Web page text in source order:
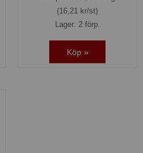
(16,21 kr/st)
Lager: 2 förp.
Köp »